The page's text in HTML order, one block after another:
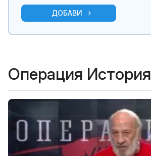
ДОБАВИ
Операция История